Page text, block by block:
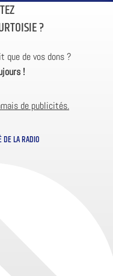
?
que de vos dons ?
!
de publicités.
DE LA RADIO